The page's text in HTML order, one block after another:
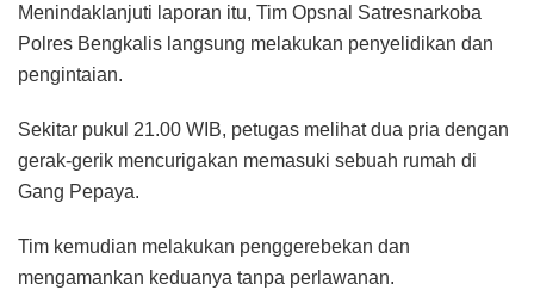
Menindaklanjuti laporan itu, Tim Opsnal Satresnarkoba
Polres Bengkalis langsung melakukan penyelidikan dan
pengintaian.
Sekitar pukul 21.00 WIB, petugas melihat dua pria dengan
gerak-gerik mencurigakan memasuki sebuah rumah di
Gang Pepaya.
Tim kemudian melakukan penggerebekan dan
mengamankan keduanya tanpa perlawanan.